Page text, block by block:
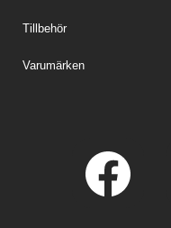
Tillbehör
Varumärken